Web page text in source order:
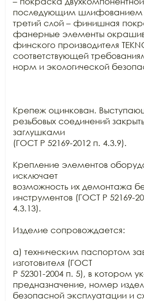
последующим шлифованием
третий слой – финишная
фанерные элементы
финского производителя
соответствующей
норм и экологической
Крепеж оцинкован.
резьбовых соединений
заглушками
(ГОСТ Р 52169-2012 п. 4.3.9).
Крепление элементов
исключает
возможность их демонтажа
инструментов (ГОСТ Р 52169-
4.3.13).
Изделие сопровождается:
а) техническим паспортом
изготовителя (ГОСТ
Р 52301-2004 п. 5), в котором
предназначение, номер
безопасной эксплуатации и